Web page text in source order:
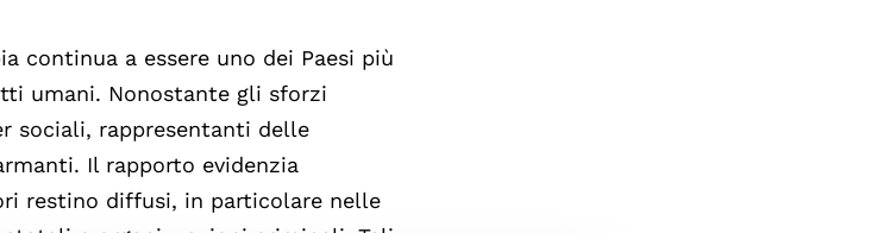
continua a essere uno dei Paesi più
umani. Nonostante gli sforzi
sociali, rappresentanti delle
Il rapporto evidenzia
restino diffusi, in particolare nelle